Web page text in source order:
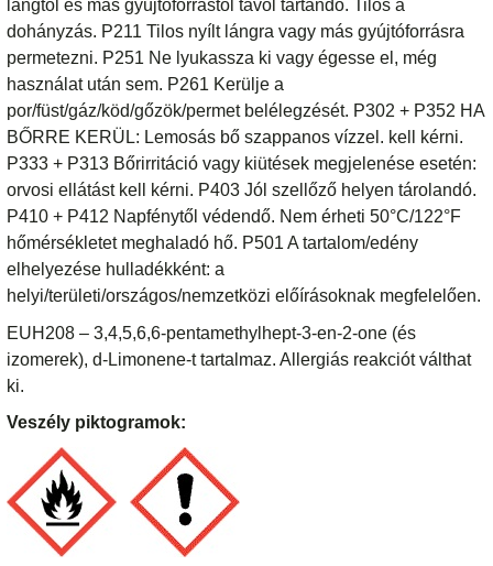
lángtól és más gyújtóforrástól távol tartandó. Tilos a
dohányzás. P211 Tilos nyílt lángra vagy más gyújtóforrásra
permetezni. P251 Ne lyukassza ki vagy égesse el, még
használat után sem. P261 Kerülje a
por/füst/gáz/köd/gőzök/permet belélegzését. P302 + P352 HA
BŐRRE KERÜL: Lemosás bő szappanos vízzel. kell kérni.
P333 + P313 Bőrirritáció vagy kiütések megjelenése esetén:
orvosi ellátást kell kérni. P403 Jól szellőző helyen tárolandó.
P410 + P412 Napfénytől védendő. Nem érheti 50°C/122°F
hőmérsékletet meghaladó hő. P501 A tartalom/edény
elhelyezése hulladékként: a
helyi/területi/országos/nemzetközi előírásoknak megfelelően.
EUH208 – 3,4,5,6,6-pentamethylhept-3-en-2-one (és
izomerek), d-Limonene-t tartalmaz. Allergiás reakciót válthat
ki.
Veszély piktogramok: